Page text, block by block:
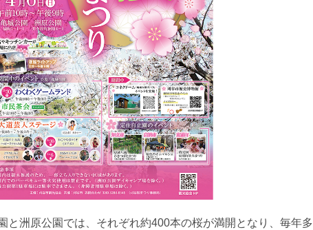
と洲原公園では、それぞれ約400本の桜が満開となり、毎年多